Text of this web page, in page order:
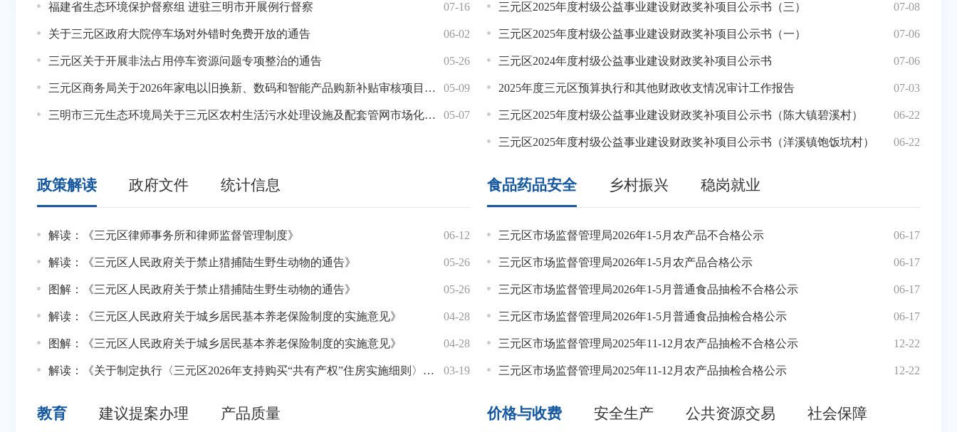
，推动
野生动
通联动
于泉州晋江市一鞋厂火灾事故重要指示精神和上级有关会
议文件精神，深刻汲取事故教训，以最为极端负责的态
政执法专项行动，从严抓实民生领域行政执法监督，推动
执法行为更加规范、执法过程更加透明、执法结果更加公
正。 要坚持问题导向，聚焦非法倾倒固体废物等重点
火情快速响应、科学处置。要加快补齐工作短板，聚焦重
点难点攻坚，推动全年各项重点工作落地见效。
07-16
福建省生态环境保护督察组 进驻三明市开展例行督察
06-02
关于三元区政府大院停车场对外错时免费开放的通告
05-26
三元区关于开展非法占用停车资源问题专项整治的通告
05-09
三元区商务局关于2026年家电以旧换新、数码和智能产品购新补贴审核项目价格调查公告
05-07
三明市三元生态环境局关于三元区农村生活污水处理设施及配套管网市场化运维项目的询价公告
07-09
关于“福建中博仓储中心项目”建设工程规划许可证的批后公告
06-29
关于“格氏栲至上沙地公路改建工程（下穿长深高速段（K3018+509））补办”建设工程规划许可证的批前公示
06-25
关于“福建中博仓储中心”建筑设计方案总平面图的批前公示
06-17
关于“福建省三明兴辉机械制造有限公司2#厂房”项目建设工程规划许可证的批后公告
06-09
关于“年产3000吨高纯氟化锂项目”建设工程规划许可证的批后公告
关于征
《三元区
【公众意见反馈
关于《陈
关于《三元区
04-29
三元：库区民生项目竣工造福移民
03-25
三元区2026年度市重点项目名单
03-12
三元区召开一季度项目要素保障工作推进会
02-27
闽西南（三明）新能源商用车智汇港二期项目开工建设
02-03
项目一线涌春潮——三元区重点项目建设侧记
07-08
三元区2025年度村级公益事业建设财政奖补项目公示书（三）
07-06
三元区2025年度村级公益事业建设财政奖补项目公示书（一）
07-06
三元区2024年度村级公益事业建设财政奖补项目公示书
07-03
2025年度三元区预算执行和其他财政收支情况审计工作报告
06-22
三元区2025年度村级公益事业建设财政奖补项目公示书（陈大镇碧溪村）
06-22
三元区2025年度村级公益事业建设财政奖补项目公示书（洋溪镇饱饭坑村）
政策解读 政府文件 统计信息
06-12
解读：《三元区律师事务所和律师监督管理制度》
05-26
解读：《三元区人民政府关于禁止猎捕陆生野生动物的通告》
05-26
图解：《三元区人民政府关于禁止猎捕陆生野生动物的通告》
04-28
解读：《三元区人民政府关于城乡居民基本养老保险制度的实施意见》
04-28
图解：《三元区人民政府关于城乡居民基本养老保险制度的实施意见》
03-19
解读：《关于制定执行〈三元区2026年支持购买“共有产权”住房实施细则〉的通知》
07-29
三元区人民政府关于林珊等同志正式任职的通知
07-23
关于对三明华融物业管理有限公司违反《福建省物业管理条例》等有关规定的通报
07-16
三明市交发物业服务有限公司未按时完成物业企业安全检查系统自查工作的通报
07-02
三元区统计局关于印发《关于进一步提高全区统计数据质量的若干措施》的通知
07-02
关于调整莘口镇派出所张旺斌等同志职务的通知
06-30
列西街道办事处关于杨程强等同志职称聘用的报告
2026年
2026年
2025年
2026年
2026年
2026年
食品药品安全 乡村振兴 稳岗就业
08-04
关于拨付2026年8月三元区小微企业创业带动就业补贴资金的公示
07-31
2026年三元区城发集团下属三元区城发城市建设发展集团有限公司和三明市麟瑞智能科技有限公司工程建设项目经理团队人员补充招聘
07-27
三元区人力资源和社会保障局关于拟新增1家单位为就业见习单位的公示（第七批）
07-24
三元区人力资源和社会保障局关于申请赴市外招聘补助企业名单的公示（江西制造职业技术学院）
07-24
三元区人力资源和社会保障局关于申请赴市外招聘补助企业名单的公示（福建理工大学）
07-24
关于拨付三元区2026年第二季度基层公益性岗位补贴资金的公示
06-17
三元区市场监督管理局2026年1-5月农产品不合格公示
06-17
三元区市场监督管理局2026年1-5月农产品合格公示
06-17
三元区市场监督管理局2026年1-5月普通食品抽检不合格公示
06-17
三元区市场监督管理局2026年1-5月普通食品抽检合格公示
12-22
三元区市场监督管理局2025年11-12月农产品抽检不合格公示
12-22
三元区市场监督管理局2025年11-12月农产品抽检合格公示
教育 建议提案办理 产品质量 价格与收费 安全生产 公共资源交易 社会保障